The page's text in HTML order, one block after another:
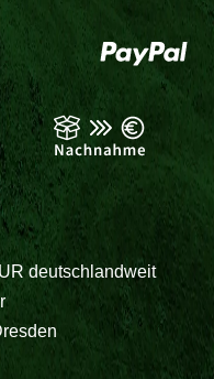
deutschlandweit